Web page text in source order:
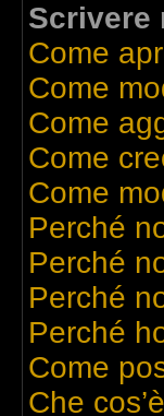
Scrivere
Come
Come
Come
Come
Come
Perché
Perché
Perché
Perché
Come
Che